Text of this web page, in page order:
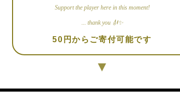
Support the player here in this moment!
... thank you 🎻✨
50円からご寄付可能です
▼